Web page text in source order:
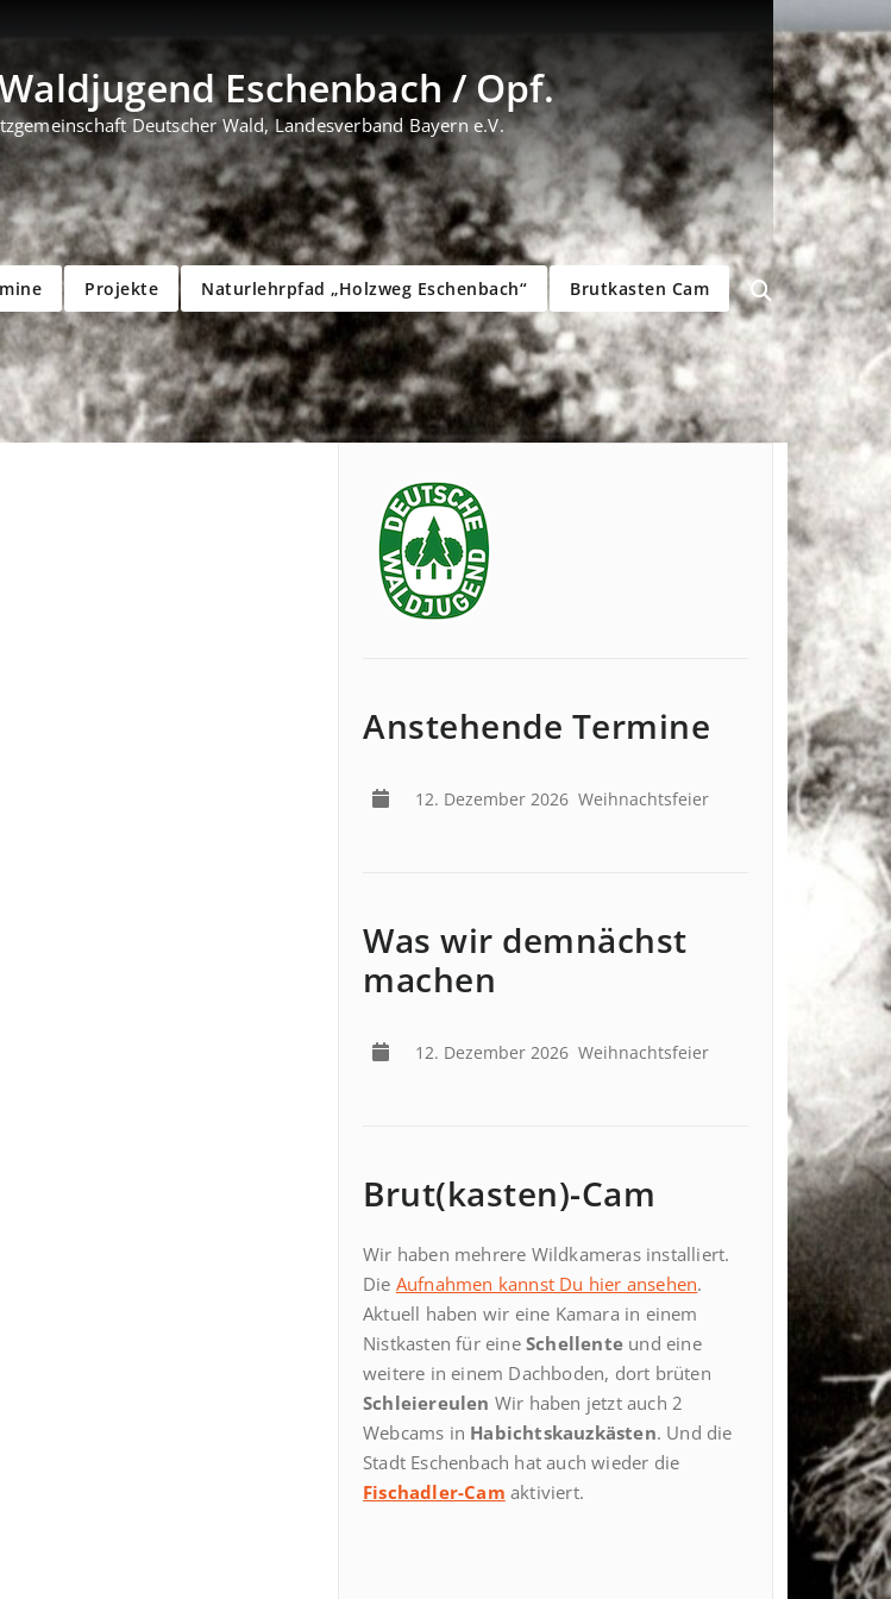
Eschenbach / Opf.
Deutscher Wald, Landesverband Bayern e.V.
Projekte Naturlehrpfad „Holzweg Eschenbach“ Brutkasten Cam
Anstehende Termine
12. Dezember 2026 Weihnachtsfeier
Was wir demnächst
machen
12. Dezember 2026 Weihnachtsfeier
Brut(kasten)-Cam
Wir haben mehrere Wildkameras installiert.
Die Aufnahmen kannst Du hier ansehen.
Aktuell haben wir eine Kamara in einem
Nistkasten für eine Schellente und eine
weitere in einem Dachboden, dort brüten
Schleiereulen Wir haben jetzt auch 2
Webcams in Habichtskauzkästen. Und die
Stadt Eschenbach hat auch wieder die
Fischadler-Cam aktiviert.